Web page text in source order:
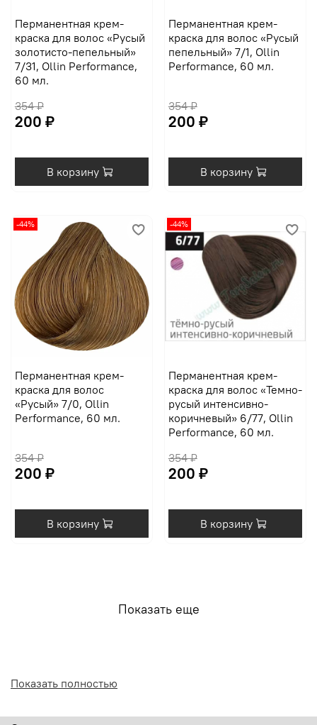
Перманентная крем-
краска для волос «Русый
золотисто-пепельный»
7/31, Ollin Performance,
60 мл.
354 ₽
200 ₽
В корзину
Перманентная крем-
краска для волос «Русый
пепельный» 7/1, Ollin
Performance, 60 мл.
354 ₽
200 ₽
В корзину
-44%
Перманентная крем-
краска для волос
«Русый» 7/0, Ollin
Performance, 60 мл.
354 ₽
200 ₽
В корзину
-44%
Перманентная крем-
краска для волос «Темно-
русый интенсивно-
коричневый» 6/77, Ollin
Performance, 60 мл.
354 ₽
200 ₽
В корзину
Показать еще
Показать полностью